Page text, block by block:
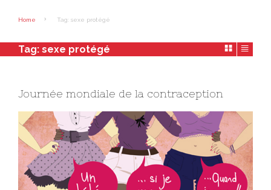
Home Tag: sexe protégé
Tag: sexe protégé
Journée mondiale de la contraception